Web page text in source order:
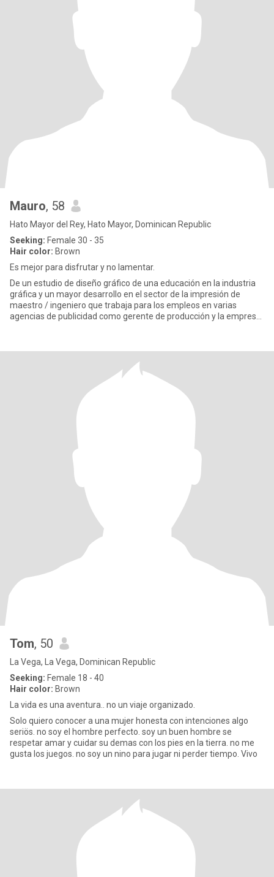
Mauro, 58
Hato Mayor del Rey, Hato Mayor, Dominican Republic
Seeking: Female 30 - 35
Hair color: Brown
Es mejor para disfrutar y no lamentar.
De un estudio de diseño gráfico de una educación en la industria
gráfica y un mayor desarrollo en el sector de la impresión de
maestro / ingeniero que trabaja para los empleos en varias
agencias de publicidad como gerente de producción y la empresa
Tom, 50
La Vega, La Vega, Dominican Republic
Seeking: Female 18 - 40
Hair color: Brown
La vida es una aventura.. no un viaje organizado.
Solo quiero conocer a una mujer honesta con intenciones algo
seriös. no soy el hombre perfecto. soy un buen hombre se
respetar amar y cuidar su demas con los pies en la tierra. no me
gusta los juegos. no soy un nino para jugar ni perder tiempo. Vivo